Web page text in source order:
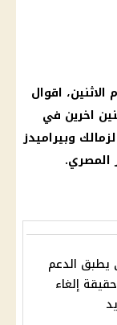
الاثنين، اقوال
اخرين في
وبيراميدز
المصري.
الدعم
إلغاء